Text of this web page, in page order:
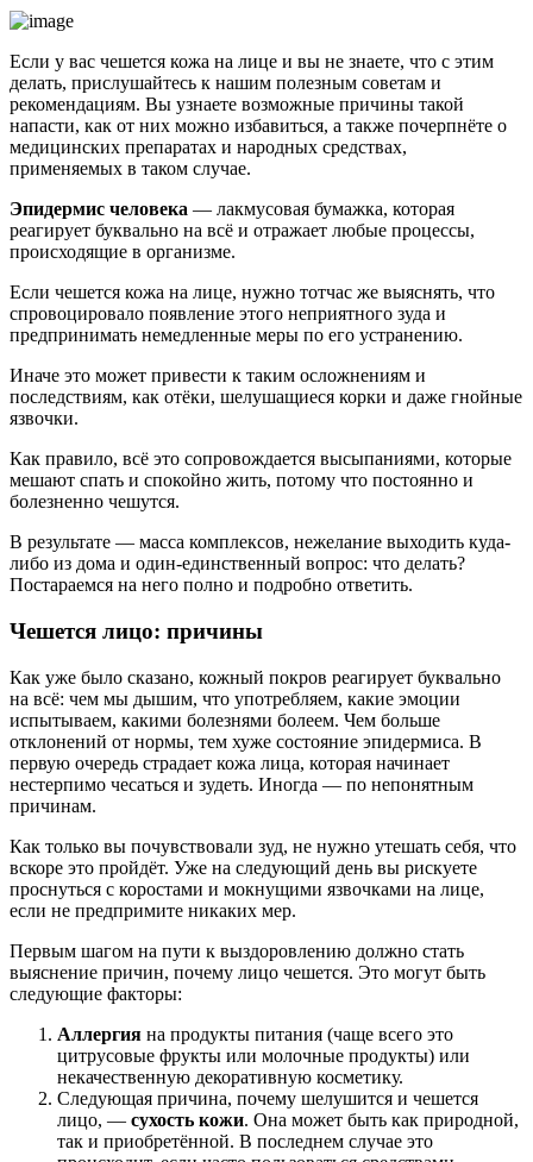
Если у вас чешется кожа на лице и вы не знаете, что с этим
делать, прислушайтесь к нашим полезным советам и
рекомендациям. Вы узнаете возможные причины такой
напасти, как от них можно избавиться, а также почерпнёте о
медицинских препаратах и народных средствах,
применяемых в таком случае.
Эпидермис человека — лакмусовая бумажка, которая
реагирует буквально на всё и отражает любые процессы,
происходящие в организме.
Если чешется кожа на лице, нужно тотчас же выяснять, что
спровоцировало появление этого неприятного зуда и
предпринимать немедленные меры по его устранению.
Иначе это может привести к таким осложнениям и
последствиям, как отёки, шелушащиеся корки и даже гнойные
язвочки.
Как правило, всё это сопровождается высыпаниями, которые
мешают спать и спокойно жить, потому что постоянно и
болезненно чешутся.
В результате — масса комплексов, нежелание выходить куда-
либо из дома и один-единственный вопрос: что делать?
Постараемся на него полно и подробно ответить.
Чешется лицо: причины
Как уже было сказано, кожный покров реагирует буквально
на всё: чем мы дышим, что употребляем, какие эмоции
испытываем, какими болезнями болеем. Чем больше
отклонений от нормы, тем хуже состояние эпидермиса. В
первую очередь страдает кожа лица, которая начинает
нестерпимо чесаться и зудеть. Иногда — по непонятным
причинам.
Как только вы почувствовали зуд, не нужно утешать себя, что
вскоре это пройдёт. Уже на следующий день вы рискуете
проснуться с коростами и мокнущими язвочками на лице,
если не предпримите никаких мер.
Первым шагом на пути к выздоровлению должно стать
выяснение причин, почему лицо чешется. Это могут быть
следующие факторы:
Аллергия на продукты питания (чаще всего это
цитрусовые фрукты или молочные продукты) или
некачественную декоративную косметику.
Следующая причина, почему шелушится и чешется
лицо, — сухость кожи. Она может быть как природной,
так и приобретённой. В последнем случае это